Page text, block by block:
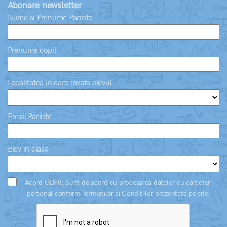
Abonare newsletter
Nume si Prenume Parinte
Prenume copil
Localitatea in care invata elevul
Email Parinte
Elev in clasa
Acord GDPR: Sunt de acord cu procesarea datelor cu caracter
personal conform Termenilor si Conditiilor prezentate pe site.